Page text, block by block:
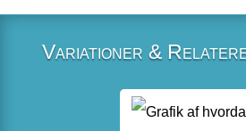
Variationer &